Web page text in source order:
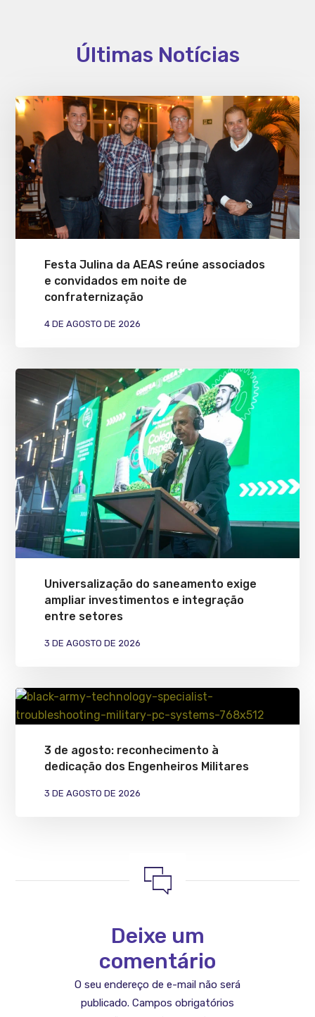
Últimas Notícias
Festa Julina da AEAS reúne associados
e convidados em noite de
confraternização
4 DE AGOSTO DE 2026
Universalização do saneamento exige
ampliar investimentos e integração
entre setores
3 DE AGOSTO DE 2026
3 de agosto: reconhecimento à
dedicação dos Engenheiros Militares
3 DE AGOSTO DE 2026
Deixe um
comentário
O seu endereço de e-mail não será
publicado. Campos obrigatórios